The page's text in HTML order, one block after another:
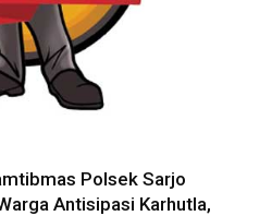
Polsek Sarjo
Antisipasi Karhutla,